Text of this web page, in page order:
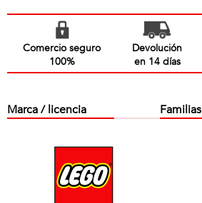
Comercio seguro
100%
Devolución
en 14 días
Marca / licencia Familias